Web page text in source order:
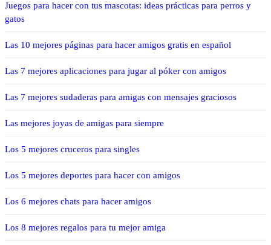
Juegos para hacer con tus mascotas: ideas prácticas para perros y
gatos
Las 10 mejores páginas para hacer amigos gratis en español
Las 7 mejores aplicaciones para jugar al póker con amigos
Las 7 mejores sudaderas para amigas con mensajes graciosos
Las mejores joyas de amigas para siempre
Los 5 mejores cruceros para singles
Los 5 mejores deportes para hacer con amigos
Los 6 mejores chats para hacer amigos
Los 8 mejores regalos para tu mejor amiga